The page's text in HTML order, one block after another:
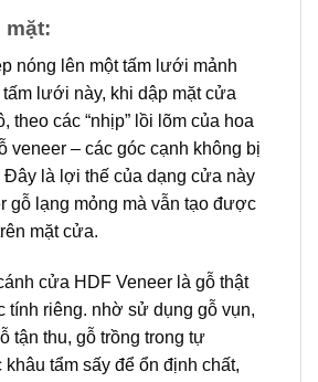
mặt:
nóng lên một tấm lưới mảnh
lưới này, khi dập mặt cửa
theo các “nhịp” lồi lõm của hoa
veneer – các góc cạnh không bị
Đây là lợi thế của dạng cửa này
gỗ lạng mỏng mà vẫn tạo được
mặt cửa.
cửa HDF Veneer là gỗ thật
tính riêng. nhờ sử dụng gỗ vụn,
tận thu, gỗ trồng trong tự
tẩm sấy để ổn định chất,